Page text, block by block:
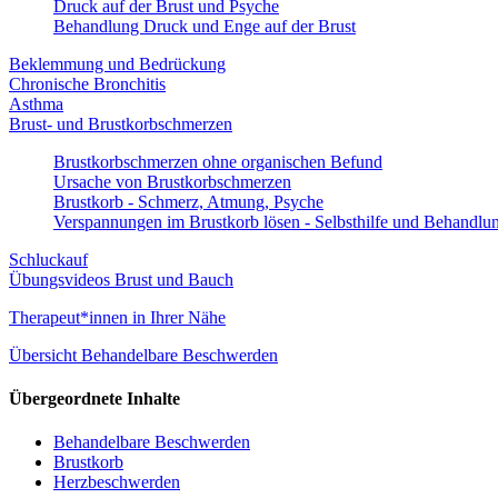
Druck auf der Brust und Psyche
Behandlung Druck und Enge auf der Brust
Beklemmung und Bedrückung
Chronische Bronchitis
Asthma
Brust- und Brustkorbschmerzen
Brustkorbschmerzen ohne organischen Befund
Ursache von Brustkorbschmerzen
Brustkorb - Schmerz, Atmung, Psyche
Verspannungen im Brustkorb lösen - Selbsthilfe und
Schluckauf
Übungsvideos Brust und Bauch
Therapeut*innen in Ihrer Nähe
Übersicht Behandelbare Beschwerden
Übergeordnete Inhalte
Behandelbare Beschwerden
Brustkorb
Herzbeschwerden